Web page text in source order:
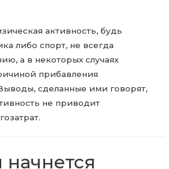
активность, будь
либо спорт, не всегда
а в некоторых случаях
прибавления
сделанные ими говорят,
не приводит
начнется